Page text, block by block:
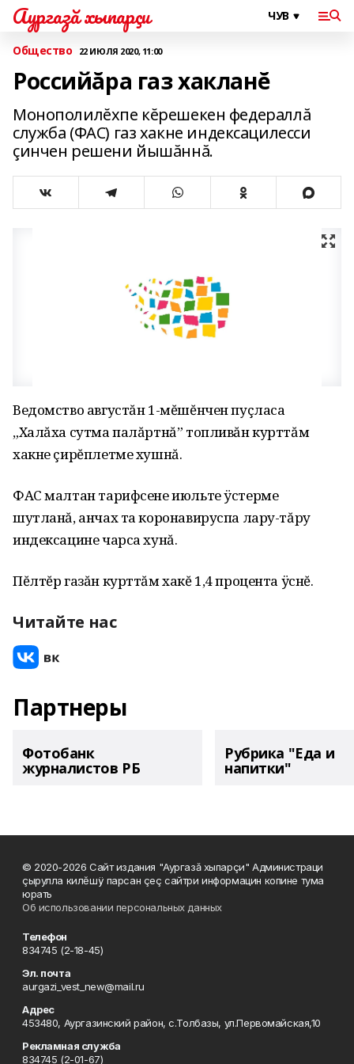
Аургазă хыпарçи
Общество 22 ИЮЛЯ 2020, 11:00
Российăра газ хакланĕ
Монополилĕхпе кĕрешекен федераллă
служба (ФАС) газ хакне индексацилесси
çинчен решени йышăннă.
Ведомство августăн 1-мĕшĕнчен пуçласа
„Халăха сутма палăртнă” топливăн курттăм
хакне çирĕплетме хушнă.
ФАС малтан тарифсене июльте ÿстерме
шутланă, анчах та коронавиру­спа лару-тăру
индексацине чарса хунă.
Пĕлтĕр газăн курттăм хакĕ 1,4 про­цента ÿснĕ.
Читайте нас
Партнеры
Фотобанк
журналистов РБ
Рубрика "Еда и
напитки"
© 2020-2026 Сайт издания "Аургазă хыпарçи" Администраци
çырулла килĕшÿ парсан çеç сайтри информацин копине тума
юрать
Об использовании персональных данных
Телефон
834745 (2-18-45)
Эл. почта
aurgazi_vest_new@mail.ru
Адрес
453480, Аургазинский район, с.Толбазы, ул.Первомайская,10
Рекламная служба
834745 (2-01-67)